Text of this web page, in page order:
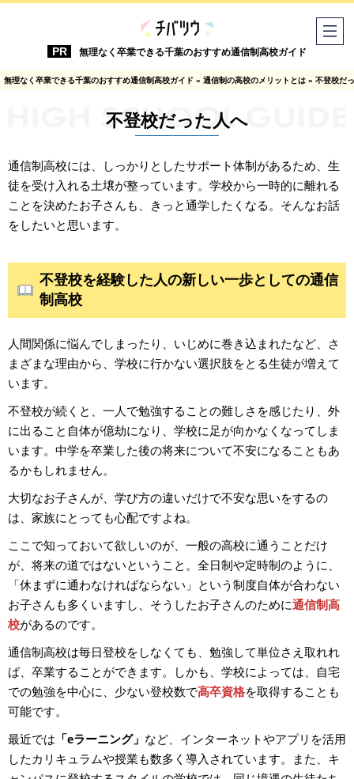
無理なく卒業できる千葉のおすすめ通信制高校ガイド
無理なく卒業できる千葉のおすすめ通信制高校ガイド » 通信制の高校のメリットとは » 不登校だ
不登校だった人へ
通信制高校には、しっかりとしたサポート体制があるため、生
徒を受け入れる土壌が整っています。学校から一時的に離れる
ことを決めたお子さんも、きっと通学したくなる。そんなお話
をしたいと思います。
不登校を経験した人の新しい一歩としての通信
制高校
人間関係に悩んでしまったり、いじめに巻き込まれたなど、さ
まざまな理由から、学校に行かない選択肢をとる生徒が増えて
います。
不登校が続くと、一人で勉強することの難しさを感じたり、外
に出ること自体が億劫になり、学校に足が向かなくなってしま
います。中学を卒業した後の将来について不安になることもあ
るかもしれません。
大切なお子さんが、学び方の違いだけで不安な思いをするの
は、家族にとっても心配ですよね。
ここで知っておいて欲しいのが、一般の高校に通うことだけ
が、将来の道ではないということ。全日制や定時制のように、
「休まずに通わなければならない」という制度自体が合わない
お子さんも多くいますし、そうしたお子さんのために通信制高
校があるのです。
通信制高校は毎日登校をしなくても、勉強して単位さえ取れれ
ば、卒業することができます。しかも、学校によっては、自宅
での勉強を中心に、少ない登校数で高卒資格を取得することも
可能です。
最近では 「eラーニング」 など、インターネットやアプリを活用
したカリキュラムや授業も数多く導入されています。また、キ